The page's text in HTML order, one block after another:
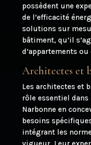
possèdent une
de l’efficacité
solutions sur
bâtiment, qu’il
d’appartements
Architectes et
Les architectes et
rôle essentiel
Narbonne en
besoins
intégrant les